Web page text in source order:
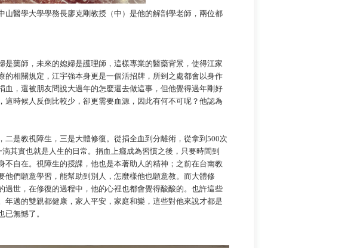
醫學大學學務長廖克剛教授（中）是他的解剖學老師，兩位都
師，未來的媳婦是護理師，這樣專業的醫藥背景，使得江家
相關規定，江宇強本身更是一個活招牌，所到之處都會以身作
，還被朋友問說大過年的怎麼還去做這事，但他覺得過年剛好
時候人反倒比較少，卻更需要血源，因此有何不可呢？他認為
教視障生，三是大體修復。從捐全血到分離術，從拿到500次
其實也就是人生的日常。捐血上癮成為習慣之後，只要時間到
自在。視障生的授課，他也是本著助人的精神；之前在台南教
們願意學習，能幫助到別人，怎麼樣他也願意教。而大體修
世，在修復的過程中，他的心裡也都會覺得酸酸的。也許這些
邁的雙親都健康，家人平安，家庭和樂，這些對他來說才都是
無憾了。